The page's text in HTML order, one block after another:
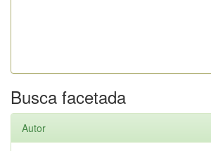
Busca facetada
Autor